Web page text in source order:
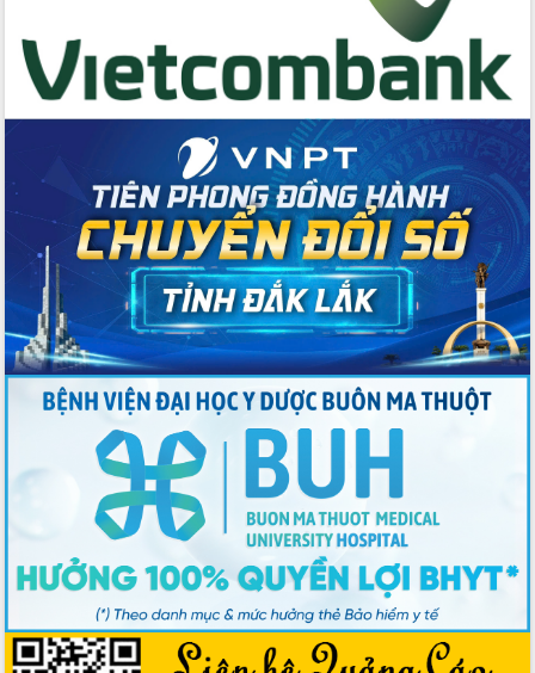
gian phát triển mới
Hội nghị chia sẻ kinh nghiệm, chuyển
giao kỹ thuật y tế, định hướng phát
triển chuyên sâu đến 2030
Chuyển đổi số mở ra không gian phát
triển trong lĩnh vực văn hóa, du lịch
Công bố quyết định của Ban Thường
vụ Tỉnh ủy về công tác cán bộ.
Thủ tướng Phạm Minh Chính: Khẩn
trương tái thiết cuộc sống người dân
sau thiên tai
Tập trung nâng cao chất lượng, tổ
chức sản xuất sầu riêng theo hướng
bền vững
Đẩy nhanh công tác khắc phục, ổn
định đời sống Nhân dân sau bão số 13
Bí thư Tỉnh ủy Lương Nguyễn Minh
Triết dự Ngày hội đại đoàn kết tại
Buôn Đăk Tuôr, xã Cư Pui
Khởi công xây dựng Trường Phổ thông
nội trú liên cấp tiểu học và THCS xã Ia
Rvê
Phó Thủ tướng Chính phủ Mai Văn
Chính chia sẻ, động viên người dân